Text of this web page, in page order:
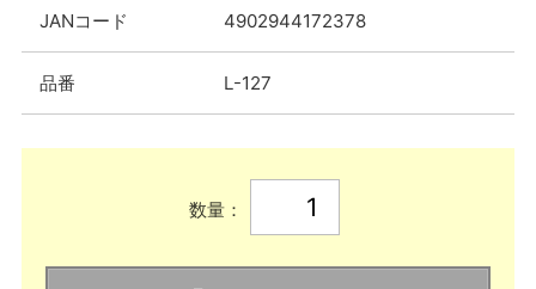
JANコード 4902944172378
品番 L-127
数量：